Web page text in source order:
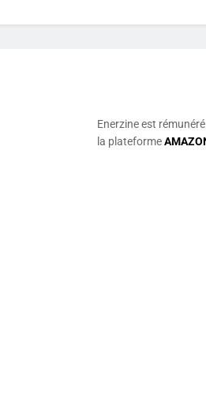
Enerzine est
la plateforme